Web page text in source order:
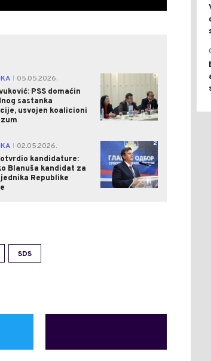
05.05.2026.
PSS domaćin
sastanka
usvojen koalicioni
0
02.05.2026.
kandidature:
Blanuša kandidat za
Republike
2
SDS